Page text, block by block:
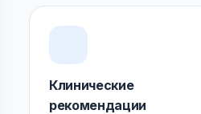
Клинические
рекомендации